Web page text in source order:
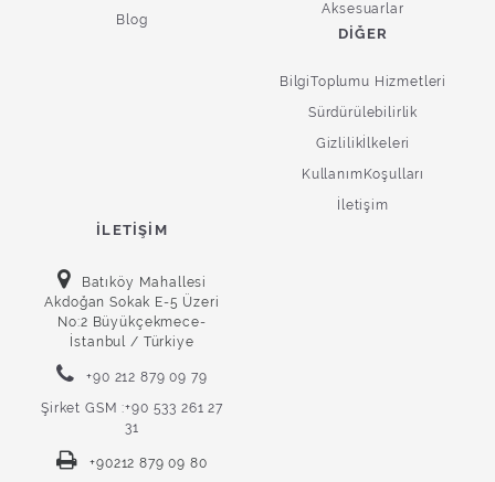
Blog
Aksesuarlar
DIĞER
BilgiToplumu Hizmetleri
Sürdürülebilirlik
Gizlilikİlkeleri
KullanımKoşulları
İletişim
İLETIŞIM
Batıköy Mahallesi
Akdoğan Sokak E-5 Üzeri
No:2 Büyükçekmece-
İstanbul / Türkiye
+90 212 879 09 79
Şirket GSM :+90 533 261 27
31
+90212 879 09 80